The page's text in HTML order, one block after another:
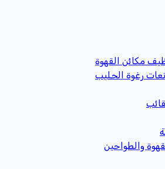
مكائن القهوة
رغوة الحليب
والطواحين